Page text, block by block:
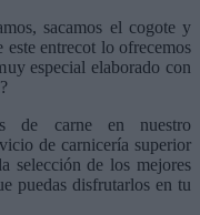
sacamos el cogote y
entrecot lo ofrecemos
especial elaborado con
de carne en nuestro
de carnicería superior
selección de los mejores
puedas disfrutarlos en tu